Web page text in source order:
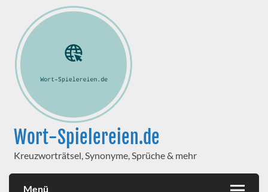
Wort-Spielereien.de
Kreuzworträtsel, Synonyme, Sprüche & mehr
Menü